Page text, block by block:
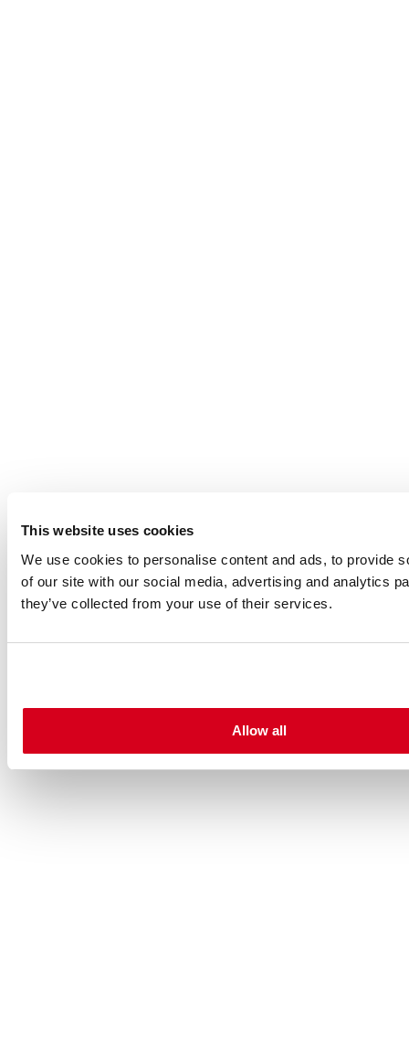
This website uses cookies
We use cookies to personalise content and ads, to provide
of our site with our social media, advertising and analytics
they’ve collected from your use of their services.
Allow all